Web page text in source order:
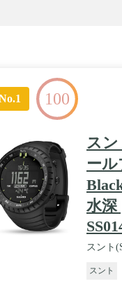
100
ス
ー
水深
スント
スント